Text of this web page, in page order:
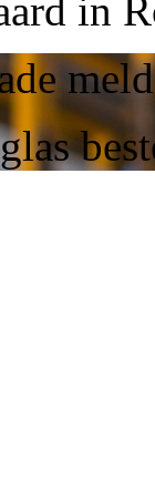
in